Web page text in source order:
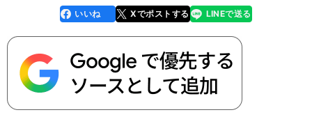
faceboo
k
いいね Xでポストする
line LINEで送る